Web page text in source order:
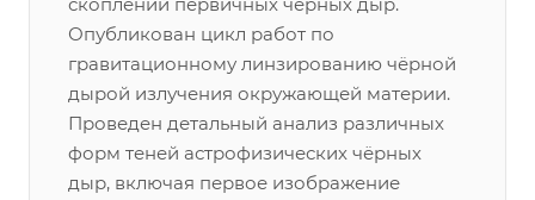
Опубликован цикл работ по
гравитационному линзированию чёрной
дырой излучения окружающей материи.
Проведен детальный анализ различных
форм теней астрофизических чёрных
дыр, включая первое изображение